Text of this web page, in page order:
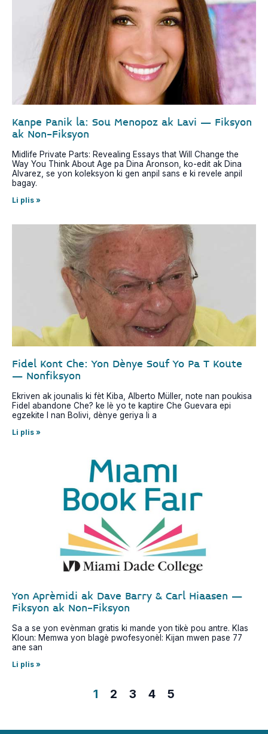
Kanpe Panik la: Sou Menopoz ak Lavi – Fiksyon
ak Non-Fiksyon
Midlife Private Parts: Revealing Essays that Will Change the
Way You Think About Age pa Dina Aronson, ko-edit ak Dina
Alvarez, se yon koleksyon ki gen anpil sans e ki revele anpil
bagay.
Li plis »
Fidel Kont Che: Yon Dènye Souf Yo Pa T Koute
– Nonfiksyon
Ekriven ak jounalis ki fèt Kiba, Alberto Müller, note nan poukisa
Fidel abandone Che? ke lè yo te kaptire Che Guevara epi
egzekite l nan Bolivi, dènye geriya li a
Li plis »
Yon Aprèmidi ak Dave Barry & Carl Hiaasen –
Fiksyon ak Non-Fiksyon
Sa a se yon evènman gratis ki mande yon tikè pou antre. Klas
Kloun: Memwa yon blagè pwofesyonèl: Kijan mwen pase 77
ane san
Li plis »
1 2 3 4 5